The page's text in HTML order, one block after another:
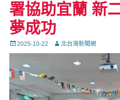
署協助宜蘭 新
夢成功
Posted
on
2025-10-22 Autor北台灣新聞網